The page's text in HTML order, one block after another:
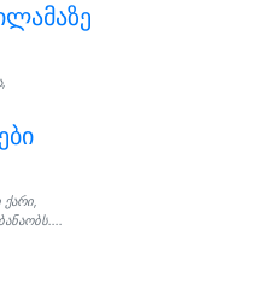
ქარი,